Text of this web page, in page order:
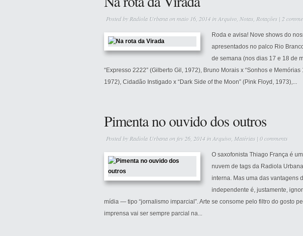
Posted by Radiola Urbanaon maio 16, 2014 inArquivo Notas Rotações | 2
Roda e avisa! Nove shows do
apresentados no palco Rio
de semana (nos dias 17 e 18 de
“Expresso 2222” (Gilberto Gil, 1972), Bruno Morais x “Sonhos e
1972), Cidadão Instigado x “Dark Side of the Moon” (Pink Floyd, 1973),...
Pimenta no ouvido dos outros
Posted by Radiola Urbanaon fev 26, 2014 inArquivo Matérias | 0 comments
O saxofonista Thiago França é
nuvem de tags da Radiola
interna. Mas uma das vantagens
independente é, justamente,
mídia — tipo “jornalismo imparcial”. Arte se consome pelo filtro do gosto
imprensa vai ser sempre parcial na...